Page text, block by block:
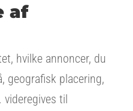
af
hvilke annoncer, du
geografisk placering,
videregives til